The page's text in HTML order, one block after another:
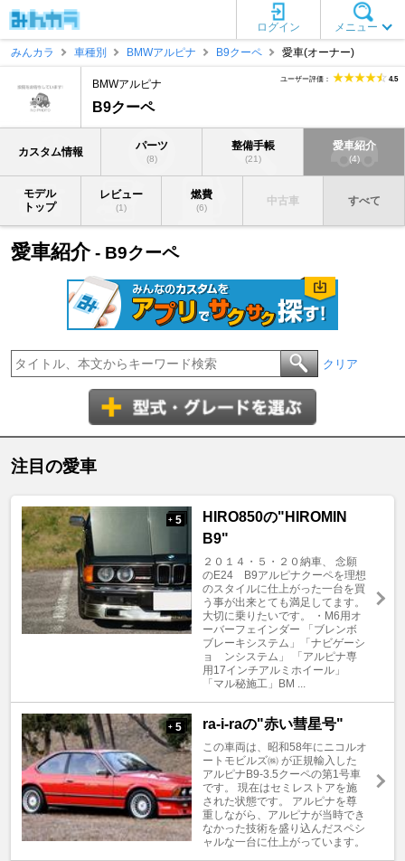
メニュー
ログイン
みんカラ
車種別 BMWアルピナ B9クーペ 愛車(オーナー)
BMWアルピナ
B9クーペ
ユーザー評価： 4.5
カスタム情報 パーツ
(8)
整備手帳
(21)
愛車紹介
(4)
モデル
トップ
レビュー
(1)
燃費
(6)
中古車 すべて
愛車紹介- B9クーペ
クリア
注目の愛車
+ 5
HIRO850の"HIROMIN
B9"
２０１４・５・２０納車、 念願
のE24 B9アルピナクーペを理想
のスタイルに仕上がった一台を買
う事が出来とても満足してます。
大切に乗りたいです。 ・M6用オ
ーバーフェインダー 「ブレンボ
ブレーキシステム」「ナビゲーシ
ョ ンシステム」 「アルピナ専
用17インチアルミホイール」
「マル秘施工」BM ...
+ 5 ra-i-raの"赤い彗星号"
この車両は、昭和58年にニコルオ
ートモビルズ㈱ が正規輸入した
アルピナB9-3.5クーペの第1号車
です。 現在はセミレストアを施
された状態です。 アルピナを尊
重しながら、アルピナが当時でき
なかった技術を盛り込んだスペシ
ャルな一台に仕上がっています。